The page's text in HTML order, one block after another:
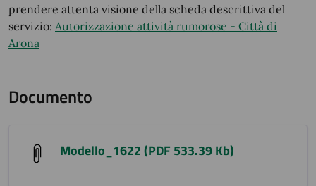
prendere attenta visione della scheda descrittiva del
servizio: Autorizzazione attività rumorose - Città di
Arona
Documento
Modello_1622 (PDF 533.39 Kb)